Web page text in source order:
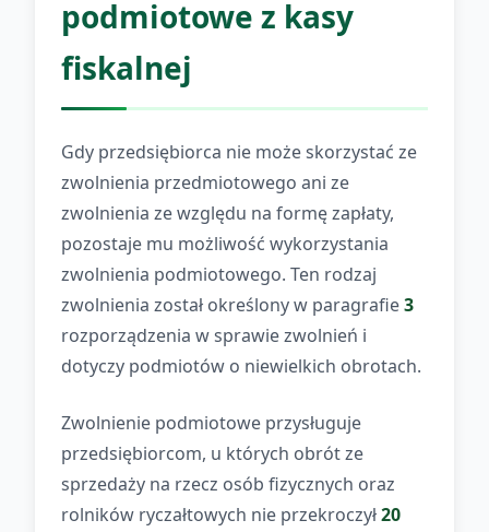
podmiotowe z kasy
fiskalnej
Gdy przedsiębiorca nie może skorzystać ze
zwolnienia przedmiotowego ani ze
zwolnienia ze względu na formę zapłaty,
pozostaje mu możliwość wykorzystania
zwolnienia podmiotowego. Ten rodzaj
zwolnienia został określony w paragrafie3
rozporządzenia w sprawie zwolnień i
dotyczy podmiotów o niewielkich obrotach.
Zwolnienie podmiotowe przysługuje
przedsiębiorcom, u których obrót ze
sprzedaży na rzecz osób fizycznych oraz
rolników ryczałtowych nie przekroczył20